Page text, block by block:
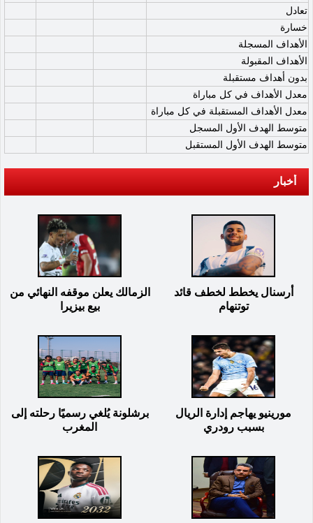
تعادل
خسارة
الأهداف المسجلة
الأهداف المقبولة
بدون أهداف مستقبلة
معدل الأهداف في كل مباراة
معدل الأهداف المستقبلة في كل مباراة
متوسط الهدف الأول المسجل
متوسط الهدف الأول المستقبل
أخبار
أرسنال يخطط لخطف قائد
توتنهام
الزمالك يعلن موقفه النهائي من
بيع بيزيرا
مورينيو يهاجم إدارة الريال
بسبب رودري
برشلونة يُلغي رسميًا رحلته إلى
المغرب